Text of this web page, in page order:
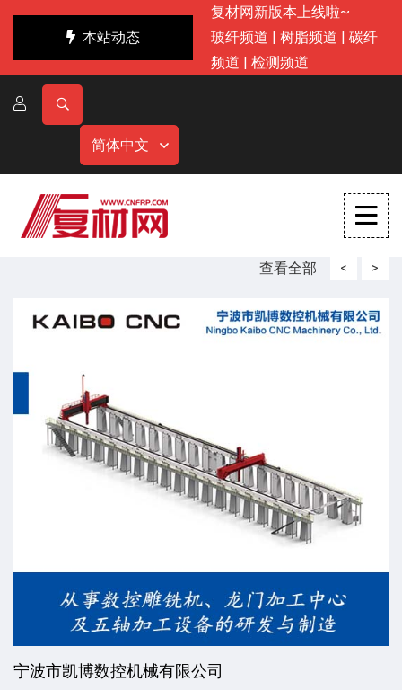
本站动态
复材网新版本上线啦~
玻纤频道 | 树脂频道 | 碳纤
频道 | 检测频道
简体中文
查看全部 <
宁波市凯博数控机械有限公司
>